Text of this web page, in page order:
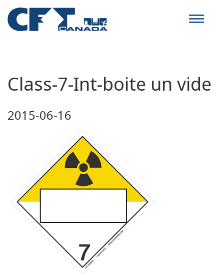
Toggle
Class-7-Int-boite un vide
2015-06-16